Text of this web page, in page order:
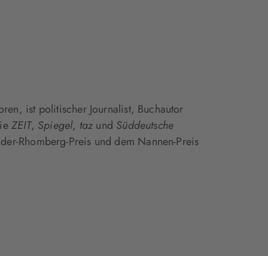
ist politischer Journalist, Buchautor
ZEIT, Spiegel, taz und Süddeutsche
Rhomberg-Preis und dem Nannen-Preis